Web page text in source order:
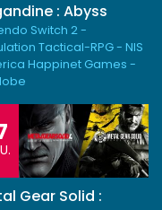
: Abyss
Switch 2 -
Tactical-RPG - NIS
Happinet Games -
Gear Solid :